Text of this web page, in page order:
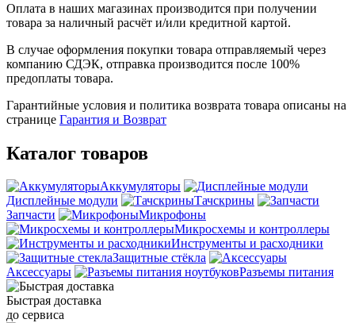
Оплата в наших магазинах производится при получении
товара за наличный расчёт и/или кредитной картой.
В случае оформления покупки товара отправляемый через
компанию СДЭК, отправка производится после 100%
предоплаты товара.
Гарантийные условия и политика возврата товара описаны на
странице Гарантия и Возврат
Каталог товаров
Аккумуляторы
Дисплейные модули
Тачскрины
Запчасти
Микрофоны
Микросхемы и контроллеры
Инструменты и расходники
Защитные стёкла
Аксессуары
Разъемы питания
Быстрая доставка
до сервиса